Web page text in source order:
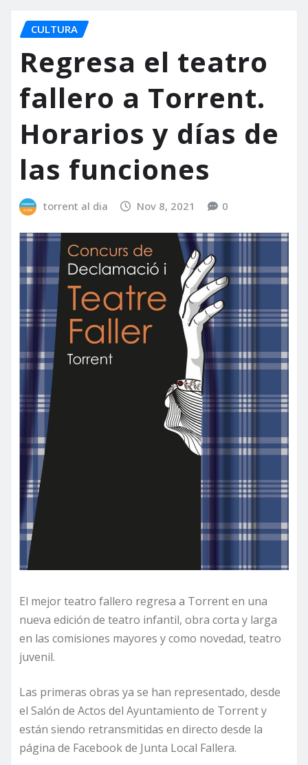
CULTURA
Regresa el teatro
fallero a Torrent.
Horarios y días de
las funciones
torrent al dia Nov 8, 2021 0
El mejor teatro fallero regresa a Torrent en una
nueva edición de teatro infantil, obra corta y larga
en las comisiones mayores y como novedad, teatro
juvenil.
Las primeras obras ya se han representado, desde
el Salón de Actos del Ayuntamiento de Torrent y
están siendo retransmitidas en directo desde la
página de Facebook de Junta Local Fallera.